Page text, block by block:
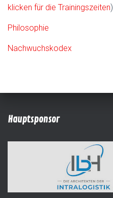
klicken für die Trainingszeiten)
Philosophie
Nachwuchskodex
Hauptsponsor